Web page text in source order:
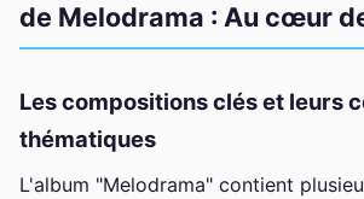
de Melodrama : Au cœur
Les compositions clés et leurs
thématiques
L'album "Melodrama" contient